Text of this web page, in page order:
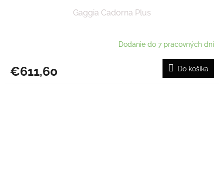
Gaggia Cadorna Plus
Dodanie do 7 pracovných dní
€611,60 Do košíka